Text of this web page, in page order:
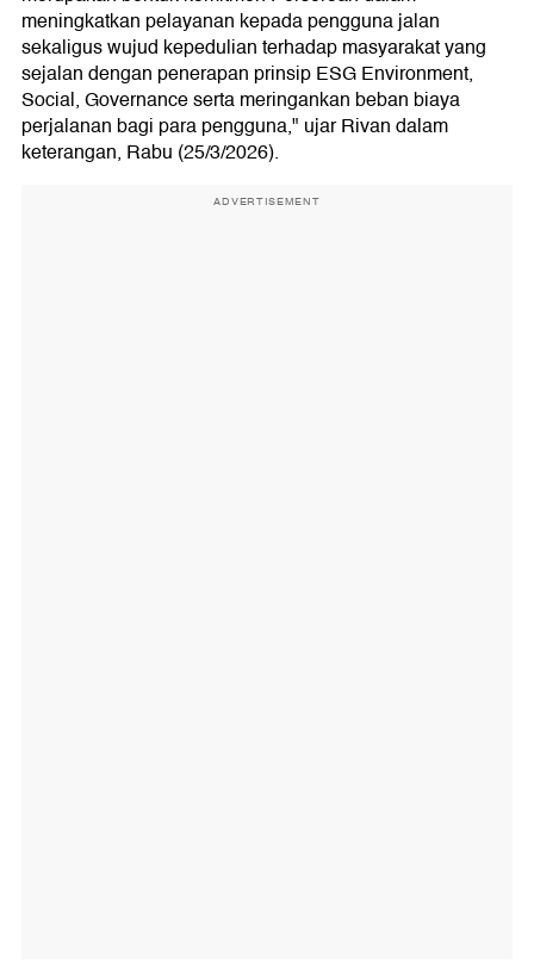
meningkatkan pelayanan kepada pengguna jalan
sekaligus wujud kepedulian terhadap masyarakat yang
sejalan dengan penerapan prinsip ESG Environment,
Social, Governance serta meringankan beban biaya
perjalanan bagi para pengguna," ujar Rivan dalam
keterangan, Rabu (25/3/2026).
ADVERTISEMENT